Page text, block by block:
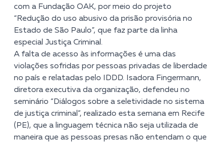
com a Fundação OAK, por meio do projeto
“Redução do uso abusivo da prisão provisória no
Estado de São Paulo”, que faz parte da linha
especial Justiça Criminal.
A falta de acesso às informações é uma das
violações sofridas por pessoas privadas de liberdade
no país e relatadas pelo IDDD. Isadora Fingermann,
diretora executiva da organização, defendeu no
seminário “Diálogos sobre a seletividade no sistema
de justiça criminal”, realizado esta semana em Recife
(PE), que a linguagem técnica não seja utilizada de
maneira que as pessoas presas não entendam o que